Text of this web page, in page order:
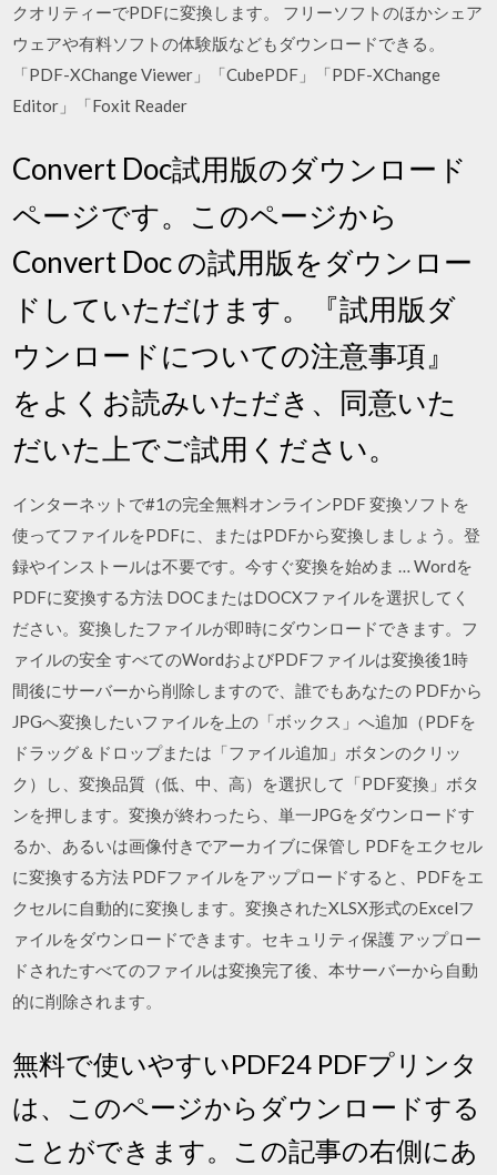
クオリティーでPDFに変換します。 フリーソフトのほかシェア
ウェアや有料ソフトの体験版などもダウンロードできる。
「PDF-XChange Viewer」「CubePDF」「PDF-XChange
Editor」「Foxit Reader
Convert Doc試用版のダウンロード
ページです。このページから
Convert Doc の試用版をダウンロー
ドしていただけます。『試用版ダ
ウンロードについての注意事項』
をよくお読みいただき、同意いた
だいた上でご試用ください。
インターネットで#1の完全無料オンラインPDF 変換ソフトを
使ってファイルをPDFに、またはPDFから変換しましょう。登
録やインストールは不要です。今すぐ変換を始めま … Wordを
PDFに変換する方法 DOCまたはDOCXファイルを選択してく
ださい。変換したファイルが即時にダウンロードできます。フ
ァイルの安全 すべてのWordおよびPDFファイルは変換後1時
間後にサーバーから削除しますので、誰でもあなたの PDFから
JPGへ変換したいファイルを上の「ボックス」へ追加（PDFを
ドラッグ＆ドロップまたは「ファイル追加」ボタンのクリッ
ク）し、変換品質（低、中、高）を選択して「PDF変換」ボタ
ンを押します。変換が終わったら、単一JPGをダウンロードす
るか、あるいは画像付きでアーカイブに保管し PDFをエクセル
に変換する方法 PDFファイルをアップロードすると、PDFをエ
クセルに自動的に変換します。変換されたXLSX形式のExcelフ
ァイルをダウンロードできます。セキュリティ保護 アップロー
ドされたすべてのファイルは変換完了後、本サーバーから自動
的に削除されます。
無料で使いやすいPDF24 PDFプリンタ
は、このページからダウンロードする
ことができます。この記事の右側にあ